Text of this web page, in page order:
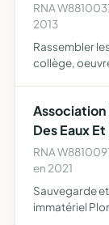
RNA
2013
Rassembler
collège,
Association
Des Eaux
RNA
en 2021
Sauvegarde
immatériel